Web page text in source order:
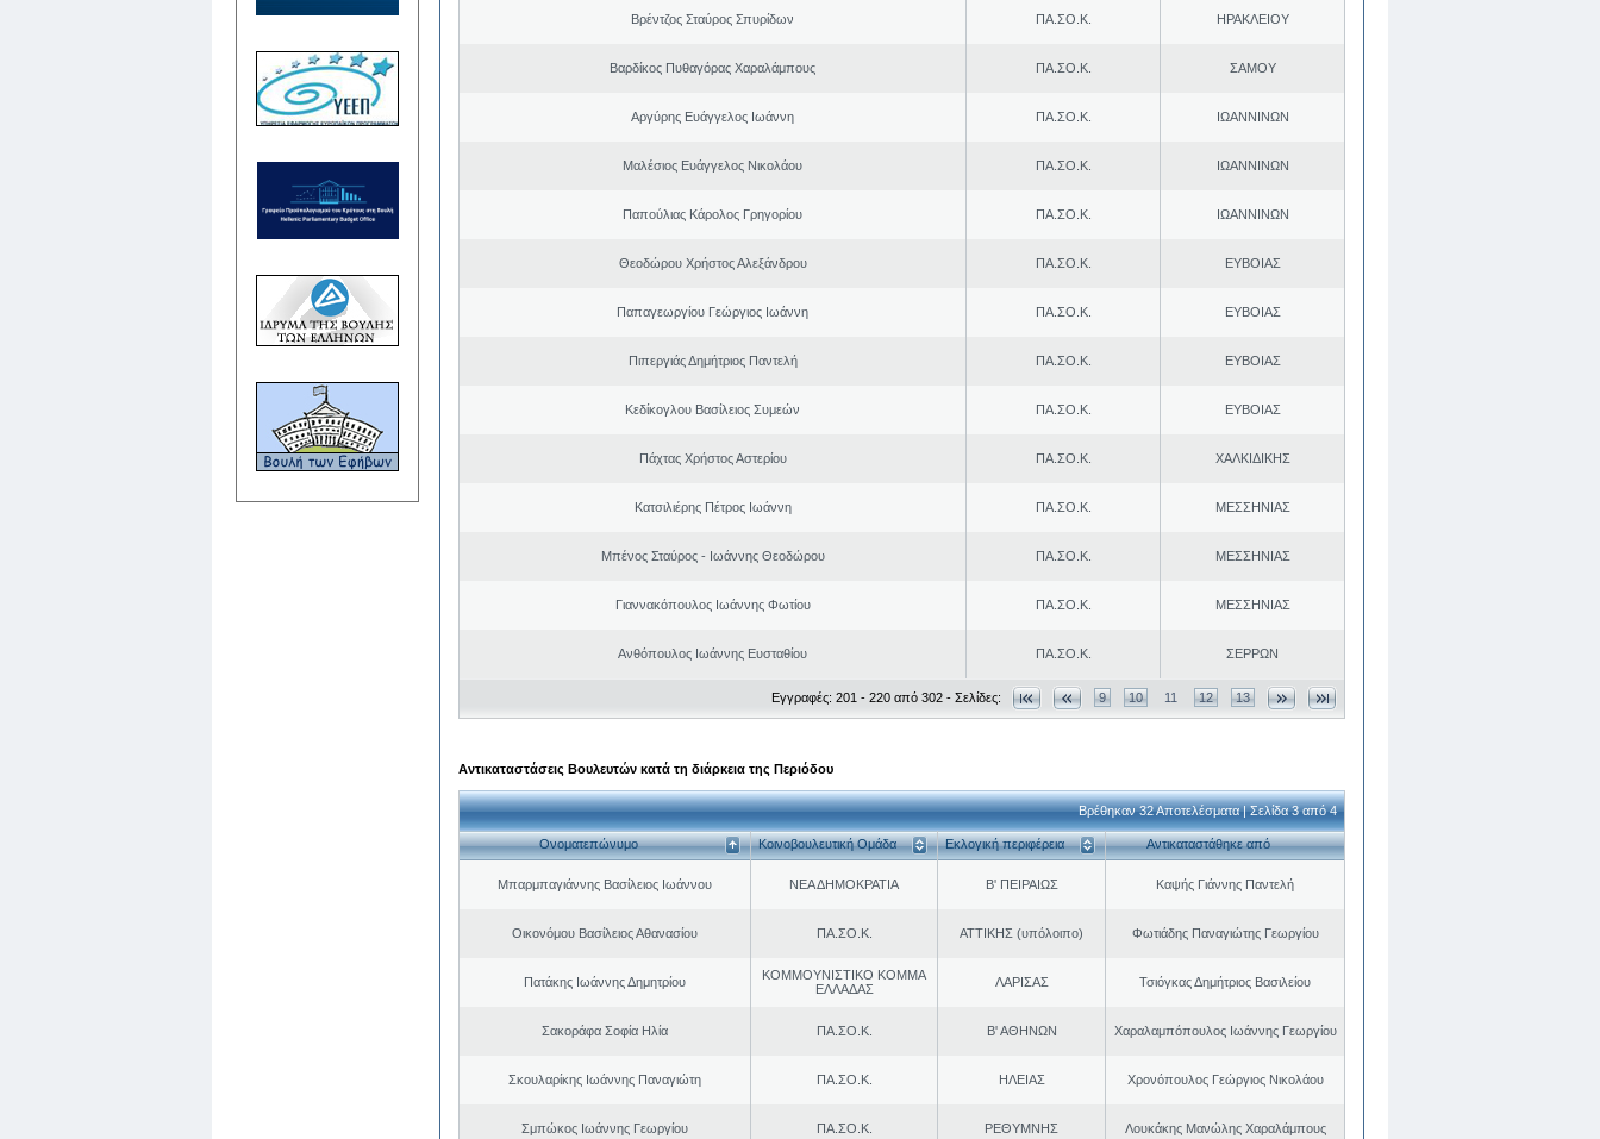
Βρέντζος Σταύρος Σπυρίδων ΠΑ.ΣΟ.Κ. ΗΡΑΚΛΕΙΟΥ
Βαρδίκος Πυθαγόρας Χαραλάμπους ΠΑ.ΣΟ.Κ. ΣΑΜΟΥ
Αργύρης Ευάγγελος Ιωάννη ΠΑ.ΣΟ.Κ. ΙΩΑΝΝΙΝΩΝ
Μαλέσιος Ευάγγελος Νικολάου ΠΑ.ΣΟ.Κ. ΙΩΑΝΝΙΝΩΝ
Παπούλιας Κάρολος Γρηγορίου ΠΑ.ΣΟ.Κ. ΙΩΑΝΝΙΝΩΝ
Θεοδώρου Χρήστος Αλεξάνδρου ΠΑ.ΣΟ.Κ. ΕΥΒΟΙΑΣ
Παπαγεωργίου Γεώργιος Ιωάννη ΠΑ.ΣΟ.Κ. ΕΥΒΟΙΑΣ
Πιπεργιάς Δημήτριος Παντελή ΠΑ.ΣΟ.Κ. ΕΥΒΟΙΑΣ
Κεδίκογλου Βασίλειος Συμεών ΠΑ.ΣΟ.Κ. ΕΥΒΟΙΑΣ
Πάχτας Χρήστος Αστερίου ΠΑ.ΣΟ.Κ. ΧΑΛΚΙΔΙΚΗΣ
Κατσιλιέρης Πέτρος Ιωάννη ΠΑ.ΣΟ.Κ. ΜΕΣΣΗΝΙΑΣ
Μπένος Σταύρος - Ιωάννης Θεοδώρου ΠΑ.ΣΟ.Κ. ΜΕΣΣΗΝΙΑΣ
Γιαννακόπουλος Ιωάννης Φωτίου ΠΑ.ΣΟ.Κ. ΜΕΣΣΗΝΙΑΣ
Ανθόπουλος Ιωάννης Ευσταθίου ΠΑ.ΣΟ.Κ. ΣΕΡΡΩΝ
Εγγραφές: 201 - 220 από 302 - Σελίδες: 9 10 11 12 13
Αντικαταστάσεις Βουλευτών κατά τη διάρκεια της Περιόδου
Βρέθηκαν 32 Αποτελέσματα | Σελίδα 3 από 4
Ονοματεπώνυμο Κοινοβουλευτική Ομάδα Εκλογική περιφέρεια Αντικαταστάθηκε από
Μπαρμπαγιάννης Βασίλειος Ιωάννου ΝΕΑ ΔΗΜΟΚΡΑΤΙΑ Β' ΠΕΙΡΑΙΩΣ Καψής Γιάννης Παντελή
Οικονόμου Βασίλειος Αθανασίου ΠΑ.ΣΟ.Κ. ΑΤΤΙΚΗΣ (υπόλοιπο) Φωτιάδης Παναγιώτης Γεωργίου
Πατάκης Ιωάννης Δημητρίου
ΚΟΜΜΟΥΝΙΣΤΙΚΟ ΚΟΜΜΑ
ΕΛΛΑΔΑΣ
ΛΑΡΙΣΑΣ Τσιόγκας Δημήτριος Βασιλείου
Σακοράφα Σοφία Ηλία ΠΑ.ΣΟ.Κ. Β' ΑΘΗΝΩΝ Χαραλαμπόπουλος Ιωάννης Γεωργίου
Σκουλαρίκης Ιωάννης Παναγιώτη ΠΑ.ΣΟ.Κ. ΗΛΕΙΑΣ Χρονόπουλος Γεώργιος Νικολάου
Σμπώκος Ιωάννης Γεωργίου ΠΑ.ΣΟ.Κ. ΡΕΘΥΜΝΗΣ Λουκάκης Μανώλης Χαραλάμπους